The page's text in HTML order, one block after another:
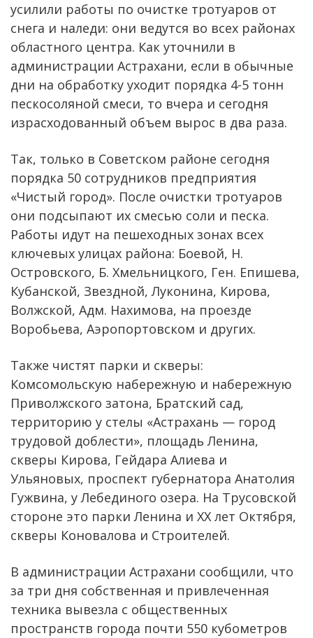
усилили работы по очистке тротуаров от
снега и наледи: они ведутся во всех районах
областного центра. Как уточнили в
администрации Астрахани, если в обычные
дни на обработку уходит порядка 4-5 тонн
пескосоляной смеси, то вчера и сегодня
израсходованный объем вырос в два раза.
Так, только в Советском районе сегодня
порядка 50 сотрудников предприятия
«Чистый город». После очистки тротуаров
они подсыпают их смесью соли и песка.
Работы идут на пешеходных зонах всех
ключевых улицах района: Боевой, Н.
Островского, Б. Хмельницкого, Ген. Епишева,
Кубанской, Звездной, Луконина, Кирова,
Волжской, Адм. Нахимова, на проезде
Воробьева, Аэропортовском и других.
Также чистят парки и скверы:
Комсомольскую набережную и набережную
Приволжского затона, Братский сад,
территорию у стелы «Астрахань — город
трудовой доблести», площадь Ленина,
скверы Кирова, Гейдара Алиева и
Ульяновых, проспект губернатора Анатолия
Гужвина, у Лебединого озера. На Трусовской
стороне это парки Ленина и ХХ лет Октября,
скверы Коновалова и Строителей.
В администрации Астрахани сообщили, что
за три дня собственная и привлеченная
техника вывезла с общественных
пространств города почти 550 кубометров